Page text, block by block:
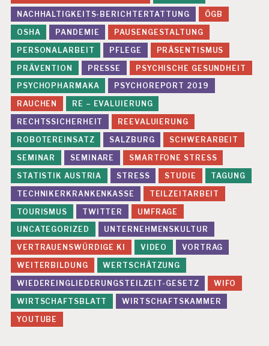
NACHHALTIGKEITS-BERICHTERTATTUNG
ÖGB
OSHA
PANDEMIE
PAUSENGESTALTUNG
PERSONALARBEIT
PFLEGE
PRÄSENTISMUS
PRÄVENTION
PRESSE
PSYCHISCHE GESUNDHEIT
PSYCHOPHARMAKA
PSYCHOREPORT 2019
RAUCHEN
RE – EVALUIERUNG
RECHTSSICHERHEIT
REEVALUIERUNG
ROBOTEREINSATZ
SALZBURG
SCHWERARBEIT
SEMINAR
SEMINARE
SMARTFONE STRESS
STATISTIK AUSTRIA
STRESS STUDIE
TAGUNG
TECHNIKERKRANKENKASSE
TEILZEITARBEIT
TOURISMUS
TWITTER
UMFRAGE
UNCATEGORIZED
UNTERNEHMENSKULTUR
VERTRAUENSWÜRDIGE KI
VIDEO
VORTRAG
WEITERBILDUNG
WERTSCHÄTZUNG
WIEDEREINGLIEDERUNGSTEILZEIT-GESETZ
WIFO
WIRTSCHAFTSBLATT
WIRTSCHAFTSKAMMER
YOUTUBE